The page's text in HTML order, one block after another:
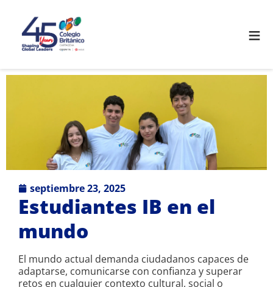
≡
septiembre 23, 2025
Estudiantes IB en el
mundo
El mundo actual demanda ciudadanos capaces de
adaptarse, comunicarse con confianza y superar
retos en cualquier contexto cultural, social o